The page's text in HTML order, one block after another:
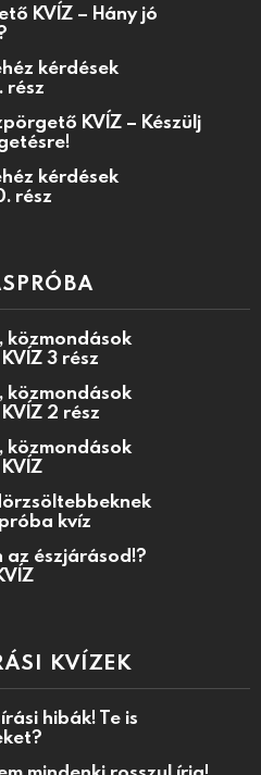
KVÍZ – Hány jó
kérdések
rész
KVÍZ – Készülj
kérdések
rész
közmondások
KVÍZ 3 rész
közmondások
KVÍZ 2 rész
közmondások
kvíz
az észjárásod!?
KVÍZEK
hibák! Te is